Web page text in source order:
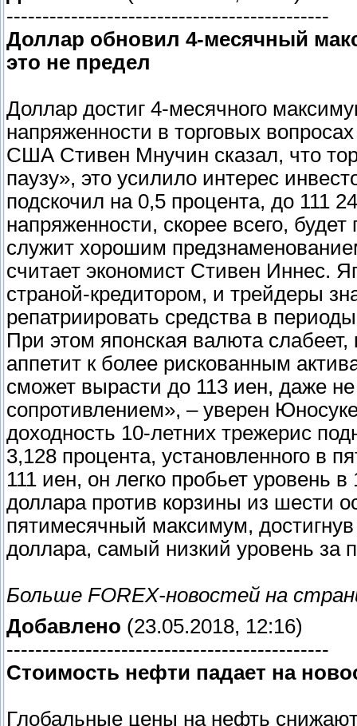
---------------------------------------------
Доллар обновил 4-месячный
это не предел
Доллар достиг 4-месячного
напряженности в торговых
США Стивен Мнучин сказал, что
паузу», это усилило интерес
подскочил на 0,5 процента, до 111
напряженности, скорее всего,
служит хорошим
считает экономист Стивен Иннес.
страной-кредитором, и трейдеры
репатриировать средства в
При этом японская валюта слабеет,
аппетит к более рискованным
сможет вырасти до 113 иен, даже
сопротивлением», – уверен
доходность 10-летних трежерис
3,128 процента, установленного в
111 иен, он легко пробьет уровень
доллара против корзины из шести
пятимесячный максимум,
доллара, самый низкий уровень за
Больше FOREX-новостей на
Добавлено (23.05.2018, 12:16)
---------------------------------------------
Стоимость нефти падает на
Глобальные цены на нефть